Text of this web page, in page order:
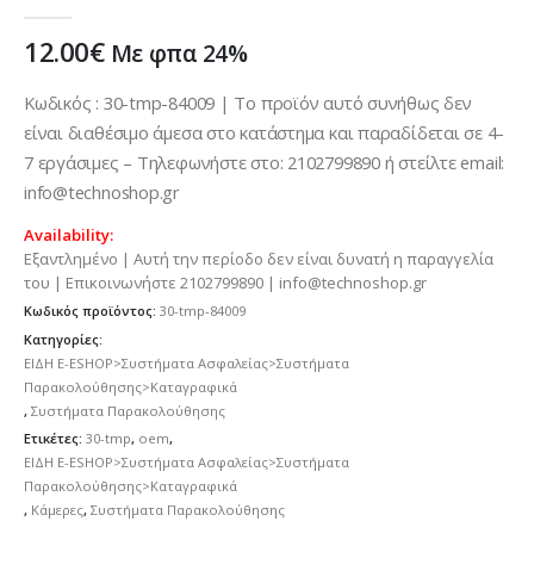
12.00€ Με φπα 24%
Κωδικός : 30-tmp-84009 | Το προϊόν αυτό συνήθως δεν
είναι διαθέσιμο άμεσα στο κατάστημα και παραδίδεται σε 4-
7 εργάσιμες – Τηλεφωνήστε στο: 2102799890 ή στείλτε email:
info@technoshop.gr
Availability:
Εξαντλημένο | Αυτή την περίοδο δεν είναι δυνατή η παραγγελία
του | Επικοινωνήστε 2102799890 | info@technoshop.gr
Κωδικός προϊόντος: 30-tmp-84009
Κατηγορίες:
ΕΙΔΗ E-ESHOP>Συστήματα Ασφαλείας>Συστήματα
Παρακολούθησης>Καταγραφικά
, Συστήματα Παρακολούθησης
Ετικέτες: 30-tmp, oem,
ΕΙΔΗ E-ESHOP>Συστήματα Ασφαλείας>Συστήματα
Παρακολούθησης>Καταγραφικά
, Κάμερες, Συστήματα Παρακολούθησης